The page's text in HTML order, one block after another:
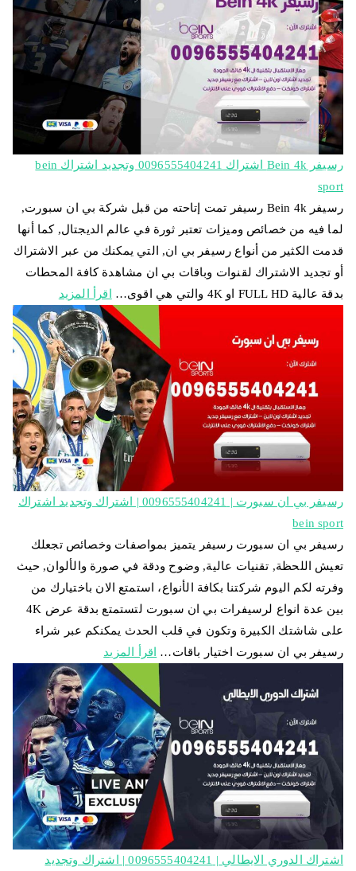
رسيفر Bein 4k اشتراك 0096555404241 وتجديد اشتراك bein
sport
رسيفر Bein 4k رسيفر تمت إتاحته من قبل شركة بي ان سبورت,
لما فيه من خصائص وميزات تعتبر ثورة في عالم الديجتال, كما أنها
قدمت الكثير من أنواع رسيفر بي ان, التي يمكنك من عبر الاشتراك
أو تجديد الاشتراك لقنوات وباقات بي ان مشاهدة كافة المحطات
بدقة عالية FULL HD او 4K والتي هي اقوى…
اقرأ المزيد
رسيفر بي ان سبورت | 0096555404241 | اشتراك وتجديد اشتراك
bein sport
رسيفر بي ان سبورت رسيفر يتميز بمواصفات وخصائص تجعلك
تعيش اللحظة, تقنيات عالية, وضوح ودقة في صورة والألوان, حيث
وفرته لكم اليوم شركتنا بكافة الأنواع، استمتع الان باختيارك من
بين عدة انواع لرسيفرات بي ان سبورت لتستمتع بدقة عرض 4K
على شاشتك الكبيرة وتكون في قلب الحدث يمكنكم عبر شراء
رسيفر بي ان سبورت اختيار باقات…
اقرأ المزيد
اشتراك الدوري الايطالي | 0096555404241 | اشتراك وتجديد